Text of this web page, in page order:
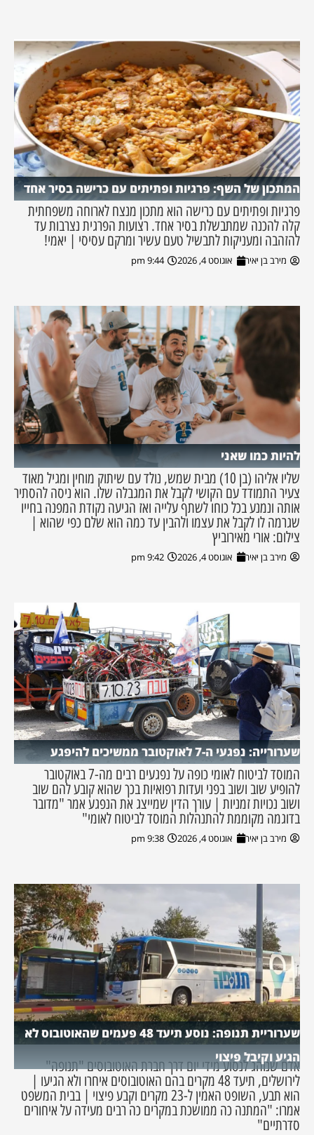
המתכון של השף: פרגיות ופתיתים עם כרישה בסיר אחד
פרגיות ופתיתים עם כרישה הוא מתכון מנצח לארוחה משפחתית
קלה להכנה שמתבשלת בסיר אחד. רצועות הפרגית נצרבות עד
להזהבה ומעניקות לתבשיל טעם עשיר ומרקם עסיסי | יאמי!
מירב בן יאיר אוגוסט 4, 2026 9:44 pm
להיות כמו שאני
שליו אליהו (בן 10) מבית שמש, נולד עם שיתוק מוחין ומגיל מאוד
צעיר התמודד עם הקושי לקבל את המגבלה שלו. הוא ניסה להסתיר
אותה ונמנע בכל כוחו לשתף עלייה ואז הגיעה נקודת המפנה בחייו
שגרמה לו לקבל את עצמו ולהבין עד כמה הוא שלם כפי שהוא |
צילום: אורי מאירוביץ
מירב בן יאיר אוגוסט 4, 2026 9:42 pm
שערורייה: נפגעי ה-7 לאוקטובר ממשיכים להיפגע
המוסד לביטוח לאומי כופה על נפגעים רבים מה-7 באוקטובר
להופיע שוב ושוב בפני ועדות רפואיות בכך שהוא קובע להם שוב
ושוב נכויות זמניות | עורך הדין שמייצג את הנפגע אמר "מדובר
בדוגמה מקוממת להתנהלות המוסד לביטוח לאומי"
מירב בן יאיר אוגוסט 4, 2026 9:38 pm
שערוריית תנופה: נוסע תיעד 48 פעמים שהאוטובוס לא
הגיע וקיבל פיצוי
אדם שנוהג לנסוע מידי יום דרך חברת האוטובוסים "תנופה"
לירושלים, תיעד 48 מקרים בהם האוטובוסים איחרו ולא הגיעו |
הוא תבע, השופט האמין ל-23 מקרים וקבע פיצוי | בבית המשפט
אמרו: "המתנה כה ממושכת במקרים כה רבים מעידה על איחורים
סדרתיים"